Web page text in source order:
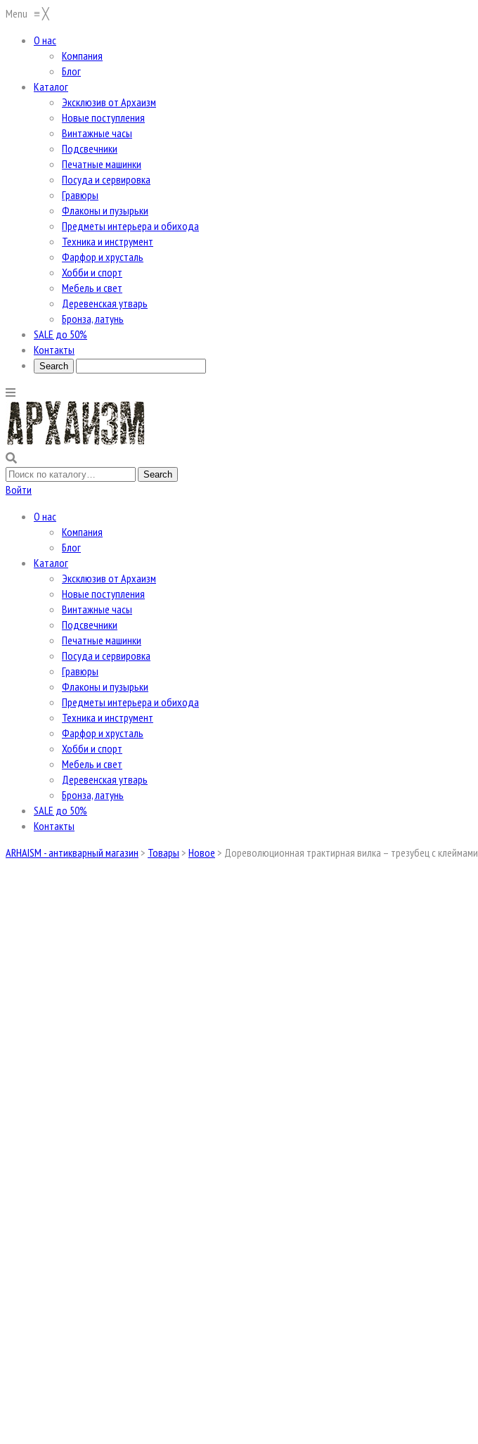
Menu ≡╳
О нас
Компания
Блог
Каталог
Эксклюзив от Архаизм
Новые поступления
Винтажные часы
Подсвечники
Печатные машинки
Посуда и сервировка
Гравюры
Флаконы и пузырьки
Предметы интерьера и обихода
Техника и инструмент
Фарфор и хрусталь
Хобби и спорт
Мебель и свет
Деревенская утварь
Бронза, латунь
SALE до 50%
Контакты
Войти
О нас
Компания
Блог
Каталог
Эксклюзив от Архаизм
Новые поступления
Винтажные часы
Подсвечники
Печатные машинки
Посуда и сервировка
Гравюры
Флаконы и пузырьки
Предметы интерьера и обихода
Техника и инструмент
Фарфор и хрусталь
Хобби и спорт
Мебель и свет
Деревенская утварь
Бронза, латунь
SALE до 50%
Контакты
ARHAISM - антикварный магазин > Товары > Новое > Дореволюционная трактирная вилка – трезубец с клеймами